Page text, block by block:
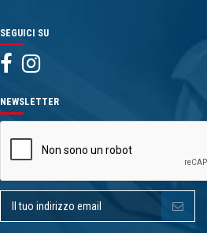
SEGUICI SU
NEWSLETTER